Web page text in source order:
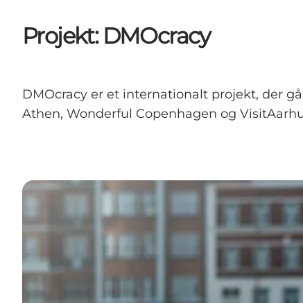
Projekter
Partnersamarbejde
Presse
Om os
Projekt: DMOcracy
DMOcracy er et internationalt projekt, der
Athen, Wonderful Copenhagen og